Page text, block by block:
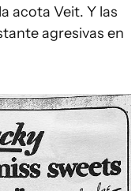
acota Veit. Y las
agresivas en